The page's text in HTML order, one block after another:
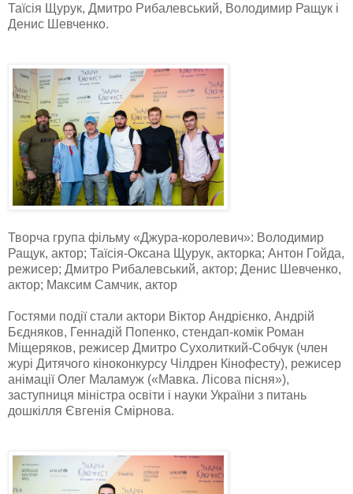
Таїсія Щурук, Дмитро Рибалевський, Володимир Ращук і
Денис Шевченко.
Творча група фільму «Джура-королевич»: Володимир
Ращук, актор; Таїсія-Оксана Щурук, акторка; Антон Гойда,
режисер; Дмитро Рибалевський, актор; Денис Шевченко,
актор; Максим Самчик, актор
Гостями події стали актори Віктор Андрієнко, Андрій
Бєдняков, Геннадій Попенко, стендап-комік Роман
Міщеряков, режисер Дмитро Сухолиткий-Собчук (член
журі Дитячого кіноконкурсу Чілдрен Кінофесту), режисер
анімації Олег Маламуж («Мавка. Лісова пісня»),
заступниця міністра освіти і науки України з питань
дошкілля Євгенія Смірнова.